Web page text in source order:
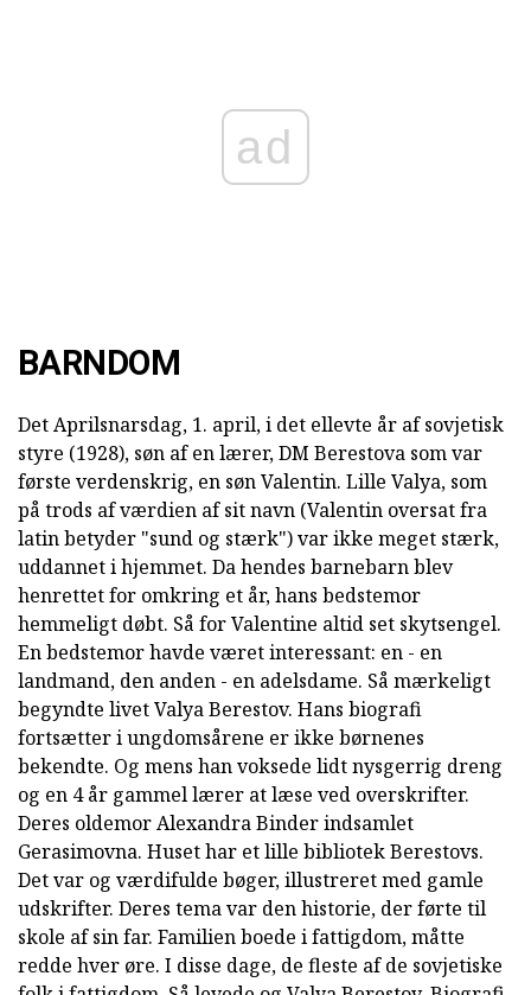
ad
BARNDOM
Det Aprilsnarsdag, 1. april, i det ellevte år af sovjetisk
styre (1928), søn af en lærer, DM Berestova som var
første verdenskrig, en søn Valentin. Lille Valya, som
på trods af værdien af sit navn (Valentin oversat fra
latin betyder "sund og stærk") var ikke meget stærk,
uddannet i hjemmet. Da hendes barnebarn blev
henrettet for omkring et år, hans bedstemor
hemmeligt døbt. Så for Valentine altid set skytsengel.
En bedstemor havde været interessant: en - en
landmand, den anden - en adelsdame. Så mærkeligt
begyndte livet Valya Berestov. Hans biografi
fortsætter i ungdomsårene er ikke børnenes
bekendte. Og mens han voksede lidt nysgerrig dreng
og en 4 år gammel lærer at læse ved overskrifter.
Deres oldemor Alexandra Binder indsamlet
Gerasimovna. Huset har et lille bibliotek Berestovs.
Det var og værdifulde bøger, illustreret med gamle
udskrifter. Deres tema var den historie, der førte til
skole af sin far. Familien boede i fattigdom, måtte
redde hver øre. I disse dage, de fleste af de sovjetiske